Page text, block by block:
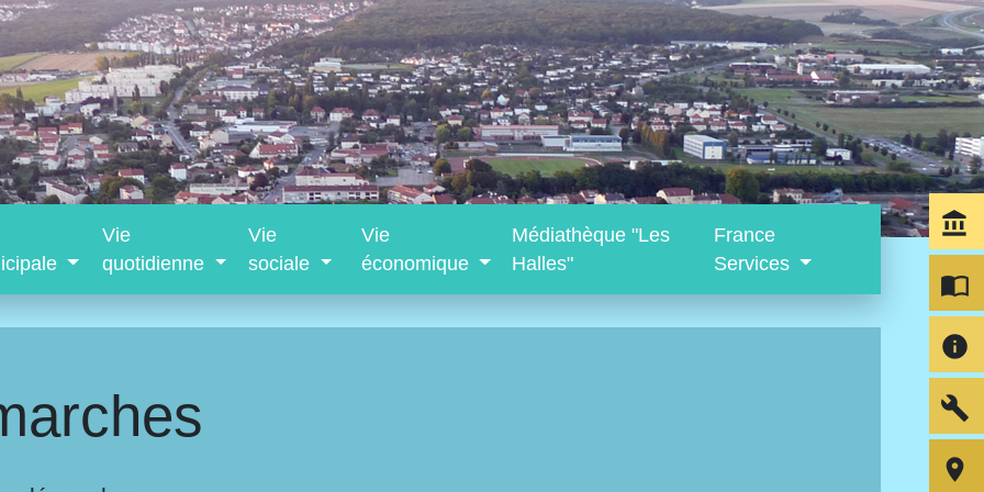
Vie
quotidienne
Vie
sociale
Vie
économique
Médiathèque "Les
Halles"
France
Services
account_balance
import_contacts
info
build
room